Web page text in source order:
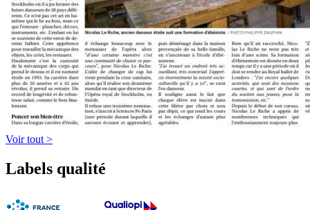
Voir tout >
Labels qualité